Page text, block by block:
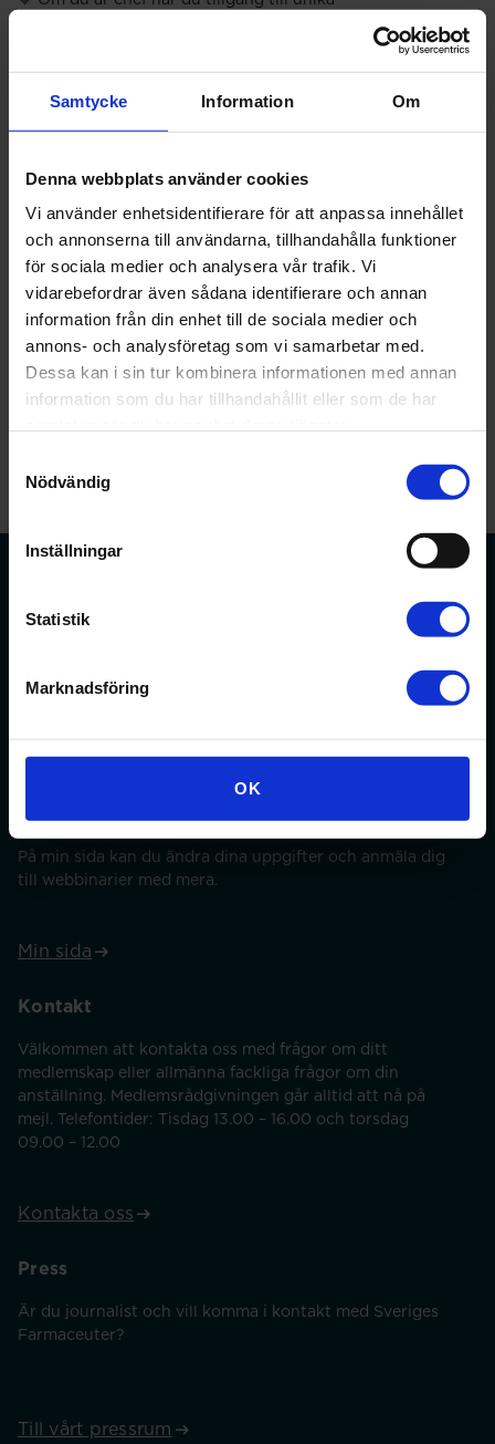
Samtycke Information Om
Denna webbplats använder cookies
Vi använder enhetsidentifierare för att anpassa innehållet
och annonserna till användarna, tillhandahålla funktioner
för sociala medier och analysera vår trafik. Vi
vidarebefordrar även sådana identifierare och annan
information från din enhet till de sociala medier och
annons- och analysföretag som vi samarbetar med.
Dessa kan i sin tur kombinera informationen med annan
information som du har tillhandahållit eller som de har
Nödvändig
Inställningar
Statistik
Marknadsföring
OK
prenumeration på magasinet Chefstidningen i ditt
medlemskap.
Läs mer
🔹 Inför att du tar examen uppdateras ditt medlemskap och
Läs mer
Nås du av vår information till dig
🔹Om du byter telefonnummer, e-postadress eller flyttar
ska du uppdatera det även hos oss för att vi ska kunna nå
dig med viktig information.
Du uppdaterar dina uppgifter hos oss på "Min sida" genom
Min sida
På min sida kan du ändra dina uppgifter och anmäla dig
till webbinarier med mera.
Min sida
Kontakt
Välkommen att kontakta oss med frågor om ditt
medlemskap eller allmänna fackliga frågor om din
anställning. Medlemsrådgivningen går alltid att nå på
mejl. Telefontider: Tisdag 13.00 – 16.00 och torsdag
09.00 – 12.00
Kontakta oss
Press
Är du journalist och vill komma i kontakt med Sveriges
Farmaceuter?
Till vårt pressrum